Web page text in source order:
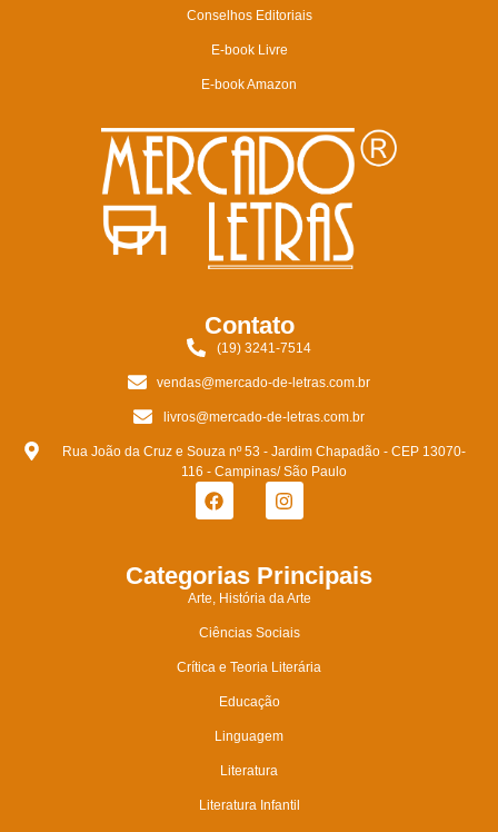
Conselhos Editoriais
E-book Livre
E-book Amazon
Contato
(19) 3241-7514
vendas@mercado-de-letras.com.br
livros@mercado-de-letras.com.br
Rua João da Cruz e Souza nº 53 - Jardim Chapadão - CEP 13070-
116 - Campinas/ São Paulo
Categorias Principais
Arte, História da Arte
Ciências Sociais
Crítica e Teoria Literária
Educação
Linguagem
Literatura
Literatura Infantil